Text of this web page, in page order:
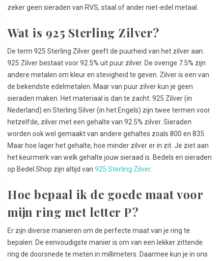
zeker geen sieraden van RVS, staal of ander niet-edel metaal.
Wat is 925 Sterling Zilver?
De term 925 Sterling Zilver geeft de puurheid van het zilver aan.
925 Zilver bestaat voor 92.5% uit puur zilver. De overige 7.5% zijn
andere metalen om kleur en stevigheid te geven. Zilver is een van
de bekendste edelmetalen. Maar van puur zilver kun je geen
sieraden maken. Het materiaal is dan te zacht. 925 Zilver (in
Nederland) en Sterling Silver (in het Engels) zijn twee termen voor
hetzelfde, zilver met een gehalte van 92.5% zilver. Sieraden
worden ook wel gemaakt van andere gehaltes zoals 800 en 835.
Maar hoe lager het gehalte, hoe minder zilver er in zit. Je ziet aan
het keurmerk van welk gehalte jouw sieraad is. Bedels en sieraden
op Bedel.Shop zijn altijd van 925 Sterling Zilver.
Hoe bepaal ik de goede maat voor
mijn ring met letter P?
Er zijn diverse manieren om de perfecte maat van je ring te
bepalen. De eenvoudigste manier is om van een lekker zittende
ring de doorsnede te meten in millimeters. Daarmee kun je in ons